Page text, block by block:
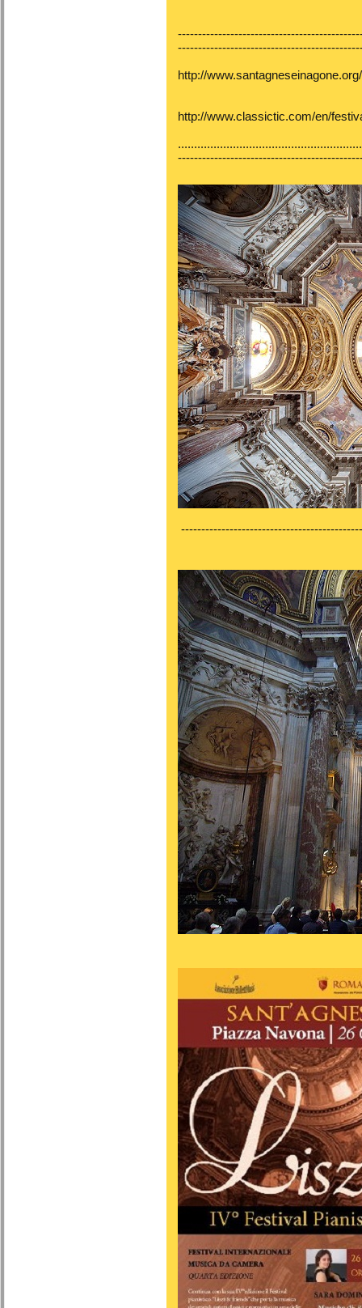
http://
http://www.classictic.com/en/